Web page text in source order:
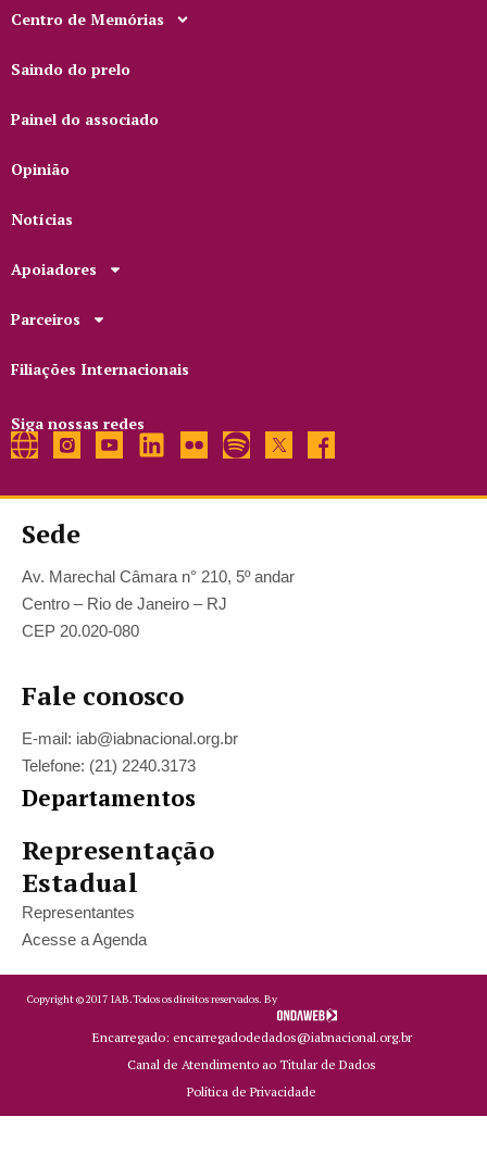
Centro de Memórias
Saindo do prelo
Painel do associado
Opinião
Notícias
Apoiadores
Parceiros
Filiações Internacionais
Siga nossas redes
Sede
Av. Marechal Câmara n° 210, 5º andar
Centro – Rio de Janeiro – RJ
CEP 20.020-080
Fale conosco
E-mail: iab@iabnacional.org.br
Telefone: (21) 2240.3173
Departamentos
Representação
Estadual
Representantes
Acesse a Agenda
Copyright ©2017 IAB.Todos os direitos reservados. By
Encarregado: encarregadodedados@iabnacional.org.br
Canal de Atendimento ao Titular de Dados
Política de Privacidade